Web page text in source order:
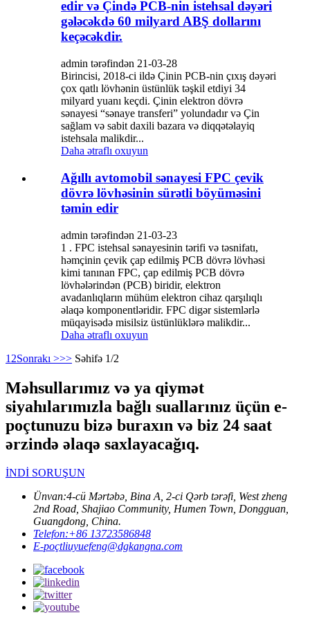
edir və Çində PCB-nin istehsal dəyəri
gələcəkdə 60 milyard ABŞ dollarını
keçəcəkdir.
admin tərəfindən 21-03-28
Birincisi, 2018-ci ildə Çinin PCB-nin çıxış dəyəri
çox qatlı lövhənin üstünlük təşkil etdiyi 34
milyard yuanı keçdi. Çinin elektron dövrə
sənayesi “sənaye transferi” yolundadır və Çin
sağlam və sabit daxili bazara və diqqətəlayiq
istehsala malikdir...
Daha ətraflı oxuyun
Ağıllı avtomobil sənayesi FPC çevik
dövrə lövhəsinin sürətli böyüməsini
təmin edir
admin tərəfindən 21-03-23
1 . FPC istehsal sənayesinin tərifi və təsnifatı,
həmçinin çevik çap edilmiş PCB dövrə lövhəsi
kimi tanınan FPC, çap edilmiş PCB dövrə
lövhələrindən (PCB) biridir, elektron
avadanlıqların mühüm elektron cihaz qarşılıqlı
əlaqə komponentləridir. FPC digər sistemlərlə
müqayisədə misilsiz üstünlüklərə malikdir...
Daha ətraflı oxuyun
1 2Sonrakı >>> Səhifə 1/2
Məhsullarımız və ya qiymət
siyahılarımızla bağlı suallarınız üçün e-
poçtunuzu bizə buraxın və biz 24 saat
ərzində əlaqə saxlayacağıq.
İNDİ SORUŞUN
Ünvan:4-cü Mərtəbə, Bina A, 2-ci Qərb tərəfi, West zheng
2nd Road, Shajiao Community, Humen Town, Dongguan,
Guangdong, China.
Telefon:+86 13723586848
E-poçtliuyuefeng@dgkangna.com